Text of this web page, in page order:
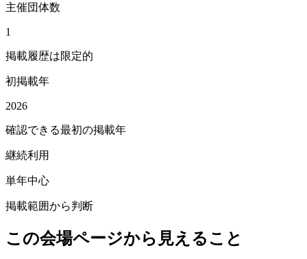
主催団体数
1
掲載履歴は限定的
初掲載年
2026
確認できる最初の掲載年
継続利用
単年中心
掲載範囲から判断
この会場ページから見えること